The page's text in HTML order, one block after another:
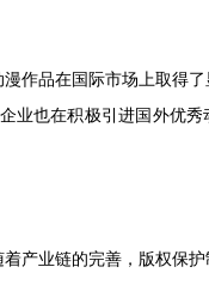
作品在国际市场上取得
业也在积极引进国外优秀
产业链的完善，版权保